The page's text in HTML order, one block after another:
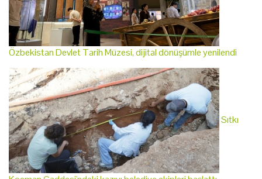
Özbekistan Devlet Tarih Müzesi, dijital dönüşümle yenilendi
Sıtkı